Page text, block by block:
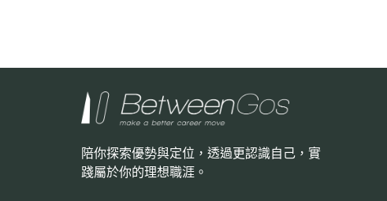
陪你探索優勢與定位，透過更認識自己，實
踐屬於你的理想職涯。